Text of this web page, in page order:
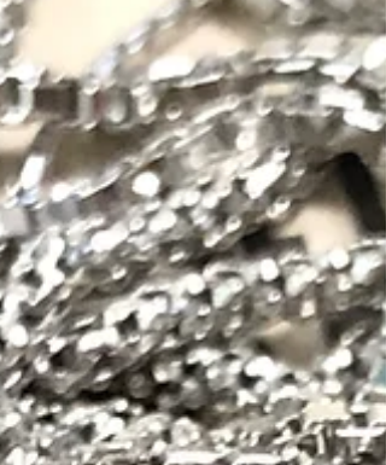
￥8,000/g ※当日中でも相場の乱高下により、
取価格を変更する場合がありますので、ご理解賜
りますようお願い申し上げます ※相場の乱高下
より相場が落ち着かないため、表示価格での買取
ができない場合がありますので、お問い合わせく
ださいますようお願い申し上げます ※土日祝日
お買取りですが、品物によってお取り扱いできな
い場合がございます。ご来店前にお問い合わせく
ださいませ 金やプラチナの切れてしまったネッ
レスやリング、片方のピアスやイヤリングもお買
取できます！！ ダイヤモンド、ルビー、エメラ
ド、サファイアも査定額に反映させていただきま
す！！ 不明点や気になること、些細な事でも構
ません。お気軽にご連絡下さいませ☎